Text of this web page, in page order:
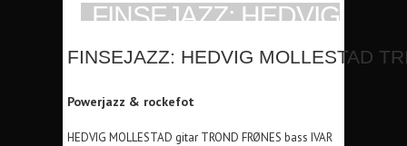
FINSEJAZZ: HEDVIG
MOLLESTAD TRIO
LØR 26. JAN 2013 KL: 22:30 FINSE1222
FINSEJAZZ: HEDVIG MOLLESTAD
Powerjazz & rockefot
HEDVIG MOLLESTAD gitar TROND FRØNES bass IVAR